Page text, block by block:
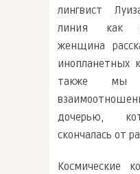
лингвист
линия как
женщина
инопланетных
также мы
дочерью,
скончалась от
Космические